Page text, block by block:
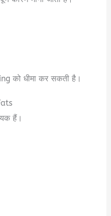
को धीमा कर सकती है।
हैं।